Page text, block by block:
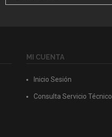
MI CUENTA
Inicio Sesión
Consulta Servicio Técnico